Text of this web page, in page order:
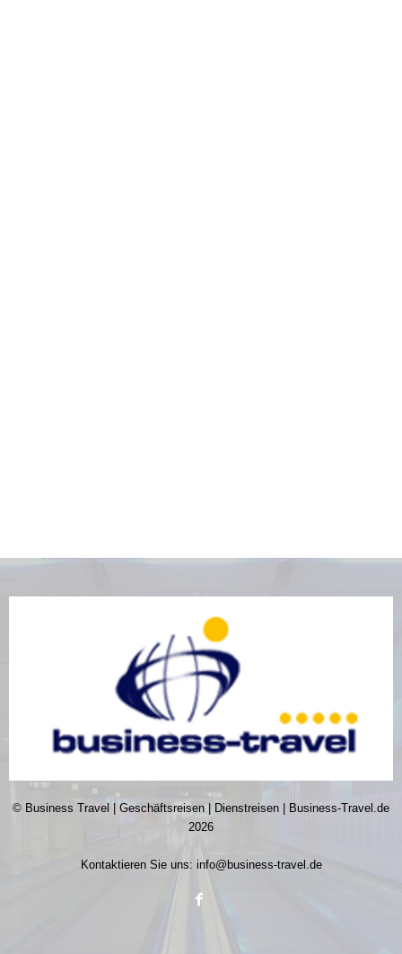
© Business Travel | Geschäftsreisen | Dienstreisen | Business-Travel.de
2026
Kontaktieren Sie uns: info@business-travel.de